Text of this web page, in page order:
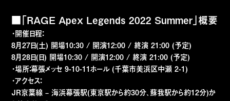
■「RAGE Apex Legends 2022 Summer」概要
・開催日程：
8月27日(土) 開場10:30 / 開演12:00 / 終演 21:00 (予定)
8月28日(日) 開場10:30 / 開演12:00 / 終演 21:00 (予定)
・場所：幕張メッセ 9-10-11ホール (千葉市美浜区中瀬 2-1)
・アクセス：
JR京葉線 – 海浜幕張駅(東京駅から約30分、蘇我駅から約12分)か